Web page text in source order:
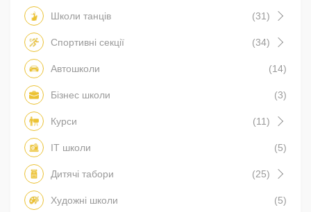
Школи танців (31)
Спортивні секції (34)
Автошколи (14)
Бізнес школи (3)
Курси (11)
IT школи (5)
Дитячі табори (25)
Художні школи (5)